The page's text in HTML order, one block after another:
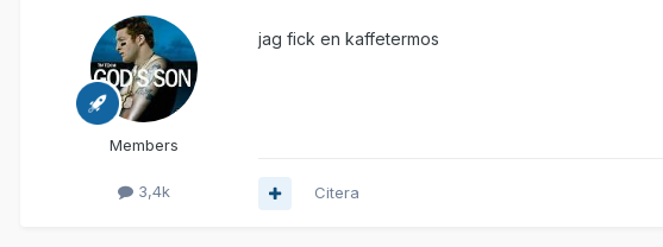
Members
3,4k
jag fick en kaffetermos
Citera